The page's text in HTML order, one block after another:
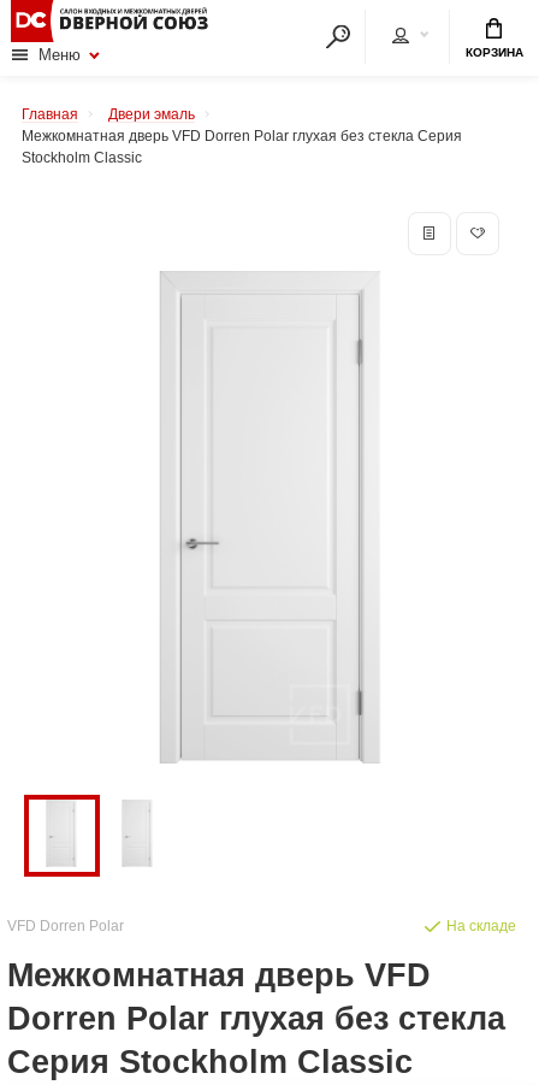
Меню КОРЗИНА
Главная
Двери эмаль
Межкомнатная дверь VFD Dorren Polar глухая без стекла Серия
Stockholm Classic
VFD Dorren Polar
Межкомнатная дверь VFD
Dorren Polar глухая без стекла
Серия Stockholm Classic
На складе